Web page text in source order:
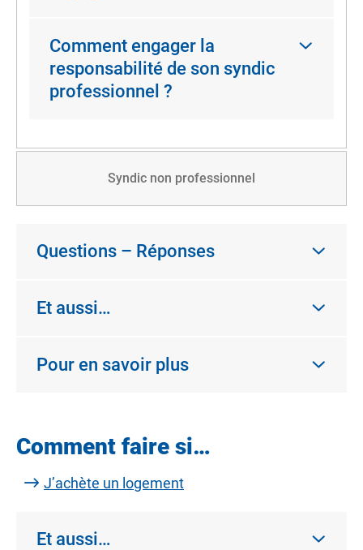
Comment engager la
responsabilité de son syndic
professionnel ?
Syndic non professionnel
Questions – Réponses
Et aussi…
Pour en savoir plus
Comment faire si…
J’achète un logement
Et aussi…